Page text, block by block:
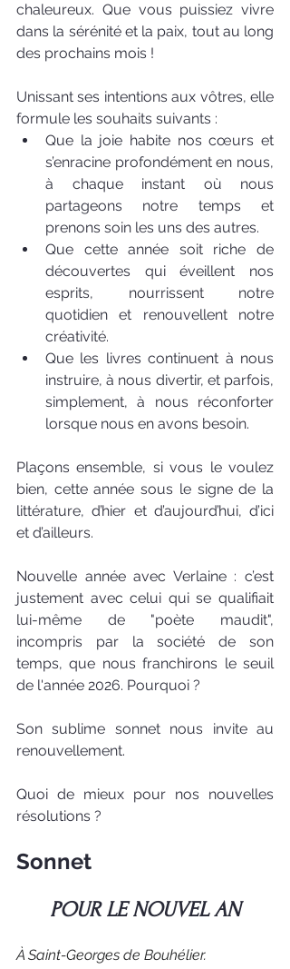
chaleureux. Que vous puissiez vivre
dans la sérénité et la paix, tout au long
des prochains mois !
Unissant ses intentions aux vôtres, elle
formule les souhaits suivants :
Que la joie habite nos cœurs et
s’enracine profondément en nous,
à chaque instant où nous
partageons notre temps et
prenons soin les uns des autres.
Que cette année soit riche de
découvertes qui éveillent nos
esprits, nourrissent notre
quotidien et renouvellent notre
créativité.
Que les livres continuent à nous
instruire, à nous divertir, et parfois,
simplement, à nous réconforter
lorsque nous en avons besoin.
Plaçons ensemble, si vous le voulez
bien, cette année sous le signe de la
littérature, d’hier et d’aujourd’hui, d’ici
et d’ailleurs.
Nouvelle année avec Verlaine : c’est
justement avec celui qui se qualifiait
lui-même de "poète maudit",
incompris par la société de son
temps, que nous franchirons le seuil
de l'année 2026. Pourquoi ?
Son sublime sonnet nous invite au
renouvellement.
Quoi de mieux pour nos nouvelles
résolutions ?
Sonnet
POUR LE NOUVEL AN
À Saint-Georges de Bouhélier.